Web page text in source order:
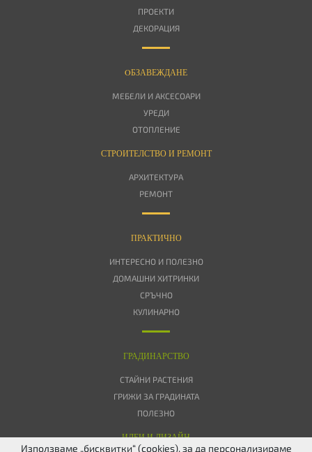
ПРОЕКТИ
ДЕКОРАЦИЯ
OБЗАВЕЖДАНЕ
МЕБЕЛИ И АКСЕСОАРИ
УРЕДИ
ОТОПЛЕНИЕ
СТРОИТЕЛСТВО И РЕМОНТ
АРХИТЕКТУРА
РЕМОНТ
ПРАКТИЧНО
ИНТЕРЕСНО И ПОЛЕЗНО
ДОМАШНИ ХИТРИНКИ
СРЪЧНО
КУЛИНАРНО
ГРАДИНАРСТВО
СТАЙНИ РАСТЕНИЯ
ГРИЖИ ЗА ГРАДИНАТА
ПОЛЕЗНО
ИДЕИ И ДИЗАЙН
Използваме „бисквитки“ (cookies), за да персонализираме